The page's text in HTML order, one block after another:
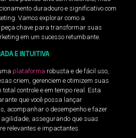
duradouro e significativo com
Vamos explorar como a
chave para transformar suas
em um sucesso retumbante.
E INTUITIVA
plataforma robusta e de fácil uso,
criem, gerenciem e otimizem suas
controle e em tempo real. Esta
que você possa lançar
acompanhar o desempenho e fazer
agilidade, assegurando que suas
relevantes e impactantes.